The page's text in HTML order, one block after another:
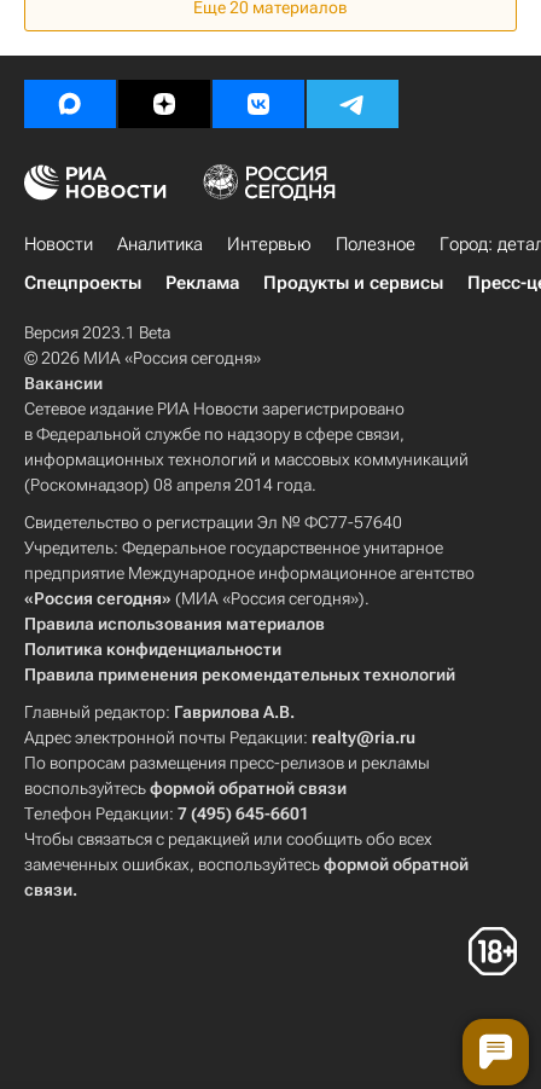
Еще 20 материалов
Новости Аналитика Интервью Полезное
Город:
Спецпроекты
Реклама Продукты и сервисы Пресс-
Версия 2023.1 Beta
© 2026 МИА «Россия сегодня»
Вакансии
Сетевое издание РИА Новости зарегистрировано
в Федеральной службе по надзору в сфере связи,
информационных технологий и массовых коммуникаций
(Роскомнадзор) 08 апреля 2014 года.
Свидетельство о регистрации Эл № ФС77-57640
Учредитель: Федеральное государственное унитарное
предприятие Международное информационное агентство
«Россия сегодня» (МИА «Россия сегодня»).
Правила использования материалов
Политика конфиденциальности
Правила применения рекомендательных технологий
Главный редактор: Гаврилова А.В.
Адрес электронной почты Редакции: realty@ria.ru
По вопросам размещения пресс-релизов и рекламы
воспользуйтесьформой обратной связи
Телефон Редакции: 7 (495) 645-6601
Чтобы связаться с редакцией или сообщить обо всех
замеченных ошибках, воспользуйтесьформой обратной
связи.